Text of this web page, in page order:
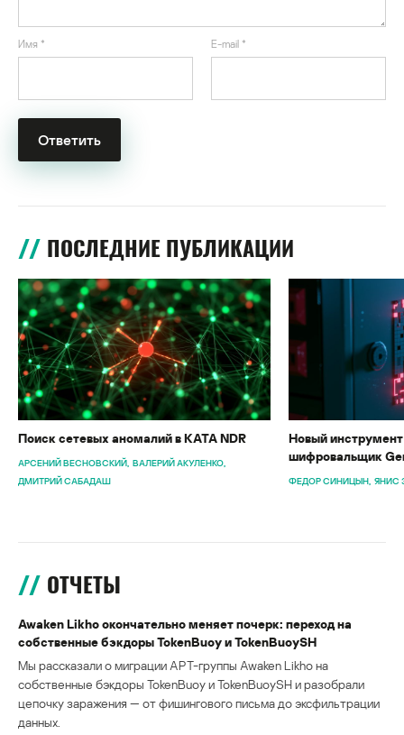
Имя * E-mail *
ПОСЛЕДНИЕ ПУБЛИКАЦИИ
Поиск сетевых аномалий в KATA NDR
АРСЕНИЙ ВЕСНОВСКИЙ ВАЛЕРИЙ АКУЛЕНКО
ДМИТРИЙ САБАДАШ
Новый
шифровальщик
ФЕДОР СИНИЦЫН ЯНИС
ОТЧЕТЫ
Awaken Likho окончательно меняет почерк: переход на
собственные бэкдоры TokenBuoy и TokenBuoySH
Мы рассказали о миграции APT-группы Awaken Likho на
собственные бэкдоры TokenBuoy и TokenBuoySH и разобрали
цепочку заражения — от фишингового письма до эксфильтрации
данных.